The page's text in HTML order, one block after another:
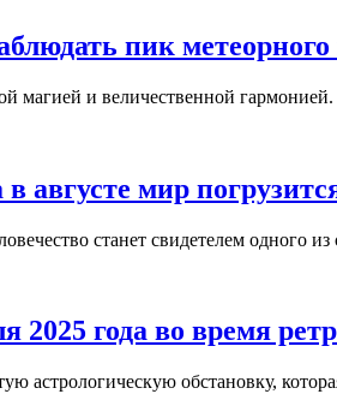
пик
магией и величественной
в августе мир
станет свидетелем одного
2025 года во время
астрологическую обстановку,